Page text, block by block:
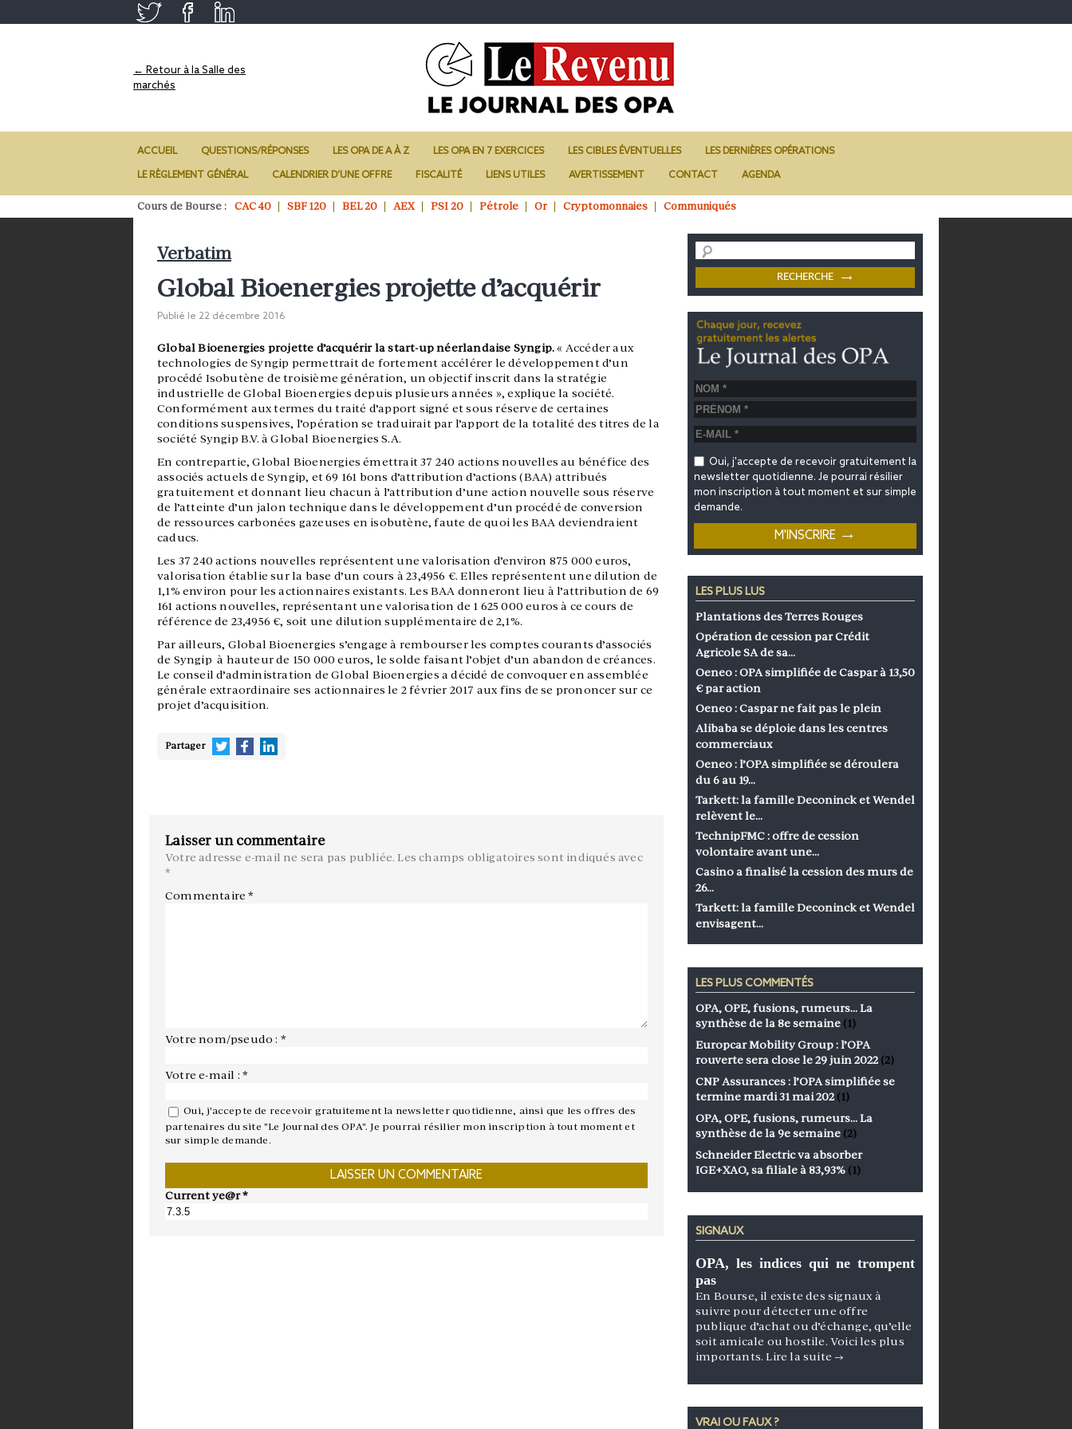
← Retour à la Salle des
marchés
ACCUEIL QUESTIONS/RÉPONSES LES OPA DE A À Z LES OPA EN 7 EXERCICES LES CIBLES ÉVENTUELLES LES DERNIÈRES OPÉRATIONS
LE RÈGLEMENT GÉNÉRAL CALENDRIER D’UNE OFFRE FISCALITÉ LIENS UTILES AVERTISSEMENT CONTACT AGENDA
Cours de Bourse : CAC 40 SBF 120 BEL 20 AEX PSI 20 Pétrole Or Cryptomonnaies Communiqués
Verbatim
Global Bioenergies projette d’acquérir
Publié le 22 décembre 2016
Global Bioenergies projette d’acquérir la start-up néerlandaise Syngip.« Accéder aux
technologies de Syngip permettrait de fortement accélérer le développement d’un
procédé Isobutène de troisième génération, un objectif inscrit dans la stratégie
industrielle de Global Bioenergies depuis plusieurs années », explique la société.
Conformément aux termes du traité d’apport signé et sous réserve de certaines
conditions suspensives, l’opération se traduirait par l’apport de la totalité des titres de la
société Syngip B.V. à Global Bioenergies S.A.
En contrepartie, Global Bioenergies émettrait 37 240 actions nouvelles au bénéfice des
associés actuels de Syngip, et 69 161 bons d’attribution d’actions (BAA) attribués
gratuitement et donnant lieu chacun à l’attribution d’une action nouvelle sous réserve
de l’atteinte d’un jalon technique dans le développement d’un procédé de conversion
de ressources carbonées gazeuses en isobutène, faute de quoi les BAA deviendraient
caducs.
Les 37 240 actions nouvelles représentent une valorisation d’environ 875 000 euros,
valorisation établie sur la base d’un cours à 23,4956 €. Elles représentent une dilution de
1,1% environ pour les actionnaires existants. Les BAA donneront lieu à l’attribution de 69
161 actions nouvelles, représentant une valorisation de 1 625 000 euros à ce cours de
référence de 23,4956 €, soit une dilution supplémentaire de 2,1%.
Par ailleurs, Global Bioenergies s’engage à rembourser les comptes courants d’associés
de Syngip à hauteur de 150 000 euros, le solde faisant l’objet d’un abandon de créances.
Le conseil d’administration de Global Bioenergies a décidé de convoquer en assemblée
générale extraordinaire ses actionnaires le 2 février 2017 aux fins de se prononcer sur ce
projet d’acquisition.
Partager
Laisser un commentaire
Votre adresse e-mail ne sera pas publiée. Les champs obligatoires sont indiqués avec
*
Commentaire*
Votre nom/pseudo : *
Votre e-mail : *
Oui, j'accepte de recevoir gratuitement la newsletter quotidienne, ainsi que les offres des
partenaires du site "Le Journal des OPA". Je pourrai résilier mon inscription à tout moment et
sur simple demande.
Current ye@r*
Oui, j'accepte de recevoir gratuitement la
newsletter quotidienne. Je pourrai résilier
mon inscription à tout moment et sur simple
demande.
LES PLUS LUS
Plantations des Terres Rouges
Opération de cession par Crédit
Agricole SA de sa…
Oeneo : OPA simplifiée de Caspar à 13,50
€ par action
Oeneo : Caspar ne fait pas le plein
Alibaba se déploie dans les centres
commerciaux
Oeneo : l’OPA simplifiée se déroulera
du 6 au 19…
Tarkett: la famille Deconinck et Wendel
relèvent le…
TechnipFMC : offre de cession
volontaire avant une…
Casino a finalisé la cession des murs de
26…
Tarkett: la famille Deconinck et Wendel
envisagent…
LES PLUS COMMENTÉS
OPA, OPE, fusions, rumeurs… La
synthèse de la 8e semaine (1)
Europcar Mobility Group : l’OPA
rouverte sera close le 29 juin 2022 (2)
CNP Assurances : l’OPA simplifiée se
termine mardi 31 mai 202 (1)
OPA, OPE, fusions, rumeurs… La
synthèse de la 9e semaine (2)
Schneider Electric va absorber
IGE+XAO, sa filiale à 83,93% (1)
SIGNAUX
OPA, les indices qui ne trompent
pas
En Bourse, il existe des signaux à
suivre pour détecter une offre
publique d’achat ou d’échange, qu’elle
soit amicale ou hostile. Voici les plus
importants.Lire la suite →
VRAI OU FAUX ?